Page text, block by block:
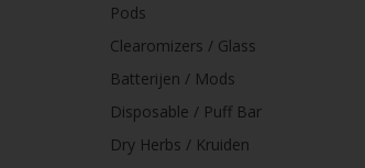
Pods
Clearomizers / Glass
Batterijen / Mods
Disposable / Puff Bar
Dry Herbs / Kruiden